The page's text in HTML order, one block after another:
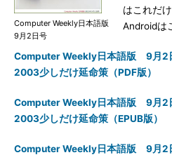
Computer Weekly日本語版
9月2日号
はこれだ
Androidは
Computer Weekly日本語版 9月2
2003少しだけ延命策（PDF版）
Computer Weekly日本語版 9月2
2003少しだけ延命策（EPUB版）
Computer Weekly日本語版 9月2